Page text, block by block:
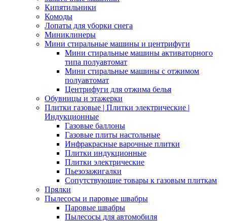
Кипятильники
Комоды
Лопаты для уборки снега
Миниклинеры
Мини стиральные машины и центрифуги
Мини стиральные машины активаторного
типа полуавтомат
Мини стиральные машины с отжимом
полуавтомат
Центрифуги для отжима белья
Обувницы и этажерки
Плитки газовые | Плитки электрические |
Индукционные
Газовые баллоны
Газовые плиты настольные
Инфракрасные варочные плитки
Плитки индукционные
Плитки электрические
Пьезозажигалки
Сопутствующие товары к газовым плиткам
Прялки
Пылесосы и паровые швабры
Паровые швабры
Пылесосы для автомобиля